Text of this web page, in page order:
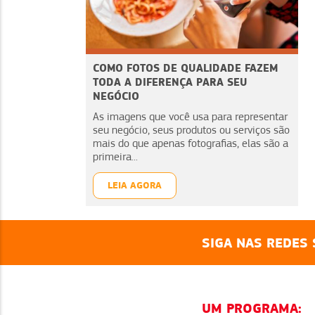
COMO FOTOS DE QUALIDADE FAZEM
TODA A DIFERENÇA PARA SEU
NEGÓCIO
As imagens que você usa para representar
seu negócio, seus produtos ou serviços são
mais do que apenas fotografias, elas são a
primeira...
LEIA AGORA
SIGA NAS REDES
UM PROGRAMA: